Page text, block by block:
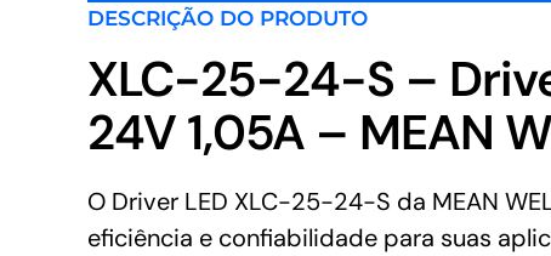
DESCRIÇÃO DO PRODUTO
XLC-25-24-S –
24V 1,05A – MEAN
O Driver LED XLC-25-24-S da MEAN
eficiência e confiabilidade para suas